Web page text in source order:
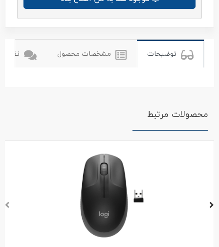
توضیحات مشخصات محصول نظرات
محصولات مرتبط